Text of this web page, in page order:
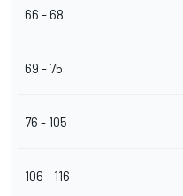
66 - 68
69 - 75
76 - 105
106 - 116